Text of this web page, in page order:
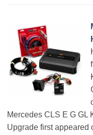
Mercedes CLS E G GL
Upgrade first appeared